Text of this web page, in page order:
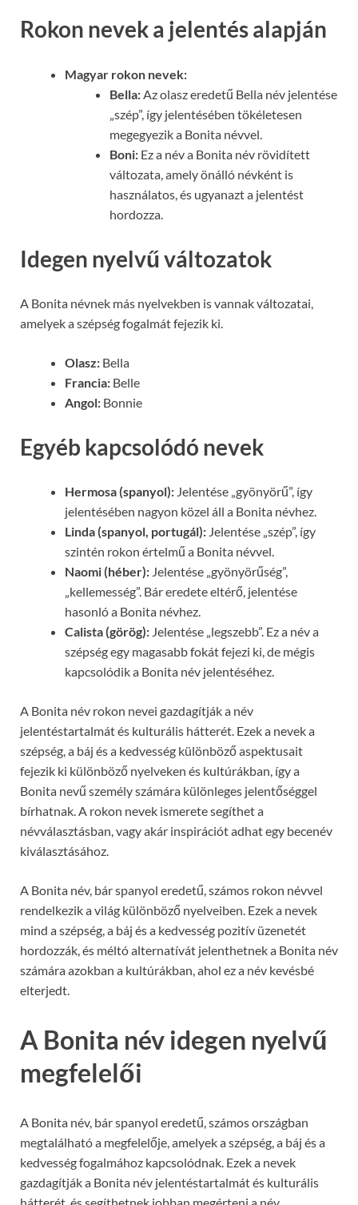
Rokon nevek a jelentés alapján
Magyar rokon nevek:
Bella: Az olasz eredetű Bella név jelentése
„szép”, így jelentésében tökéletesen
megegyezik a Bonita névvel.
Boni: Ez a név a Bonita név rövidített
változata, amely önálló névként is
használatos, és ugyanazt a jelentést
hordozza.
Idegen nyelvű változatok
A Bonita névnek más nyelvekben is vannak változatai,
amelyek a szépség fogalmát fejezik ki.
Olasz: Bella
Francia: Belle
Angol: Bonnie
Egyéb kapcsolódó nevek
Hermosa (spanyol): Jelentése „gyönyörű”, így
jelentésében nagyon közel áll a Bonita névhez.
Linda (spanyol, portugál): Jelentése „szép”, így
szintén rokon értelmű a Bonita névvel.
Naomi (héber): Jelentése „gyönyörűség”,
„kellemesség”. Bár eredete eltérő, jelentése
hasonló a Bonita névhez.
Calista (görög): Jelentése „legszebb”. Ez a név a
szépség egy magasabb fokát fejezi ki, de mégis
kapcsolódik a Bonita név jelentéséhez.
A Bonita név rokon nevei gazdagítják a név
jelentéstartalmát és kulturális hátterét. Ezek a nevek a
szépség, a báj és a kedvesség különböző aspektusait
fejezik ki különböző nyelveken és kultúrákban, így a
Bonita nevű személy számára különleges jelentőséggel
bírhatnak. A rokon nevek ismerete segíthet a
névválasztásban, vagy akár inspirációt adhat egy becenév
kiválasztásához.
A Bonita név, bár spanyol eredetű, számos rokon névvel
rendelkezik a világ különböző nyelveiben. Ezek a nevek
mind a szépség, a báj és a kedvesség pozitív üzenetét
hordozzák, és méltó alternatívát jelenthetnek a Bonita név
számára azokban a kultúrákban, ahol ez a név kevésbé
elterjedt.
A Bonita név idegen nyelvű
megfelelői
A Bonita név, bár spanyol eredetű, számos országban
megtalálható a megfelelője, amelyek a szépség, a báj és a
kedvesség fogalmához kapcsolódnak. Ezek a nevek
gazdagítják a Bonita név jelentéstartalmát és kulturális